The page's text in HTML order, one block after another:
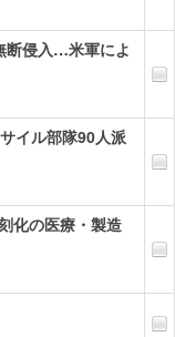
断侵入…米軍によ
イル部隊90人派
化の医療・製造